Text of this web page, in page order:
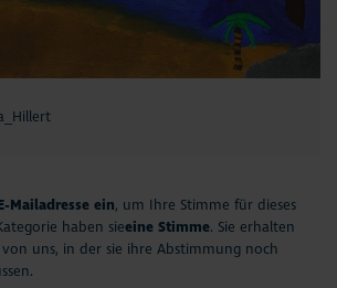
Mailadresse ein, um Ihre Stimme für dieses
haben sieeine Stimme. Sie erhalten
uns, in der sie ihre Abstimmung noch